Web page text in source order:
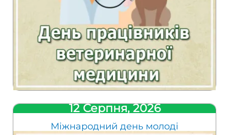
12 Серпня, 2026
Міжнародний день молоді